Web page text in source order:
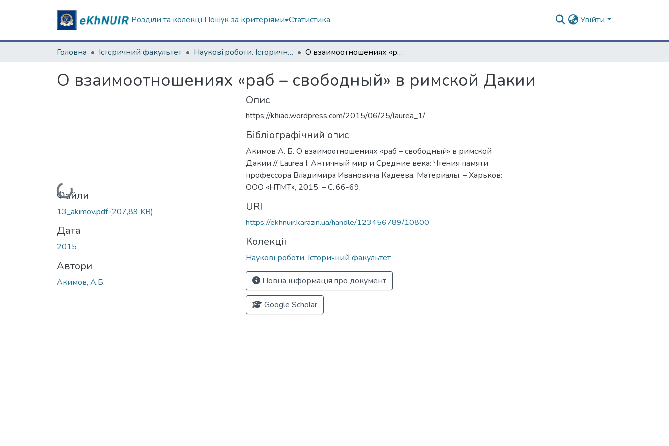
Розділи та колекціїПошук за критеріями Статистика Увійти
Головна Історичний факультет Наукові роботи. Історичний факультет О взаимоотношениях «раб – свободный» в римской Дакии
О взаимоотношениях «раб – свободный» в римской Дакии
Вантажиться...
Файли
13_akimov.pdf(207,89 KB)
Дата
2015
Автори
Акимов, А.Б.
Опис
https://khiao.wordpress.com/2015/06/25/laurea_1/
Бібліографічний опис
Акимов А. Б. О взаимоотношениях «раб – свободный» в римской
Дакии // Laurea I. Античный мир и Средние века: Чтения памяти
профессора Владимира Ивановича Кадеева. Материалы. – Харьков:
ООО «НТМТ», 2015. – С. 66-69.
URI
https://ekhnuir.karazin.ua/handle/123456789/10800
Колекції
Наукові роботи. Історичний факультет
Повна інформація про документ
Google Scholar